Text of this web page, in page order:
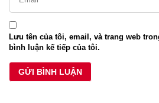
Lưu tên của tôi, email, và trang web
bình luận kế tiếp của tôi.